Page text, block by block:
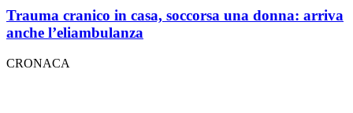
Trauma cranico in casa, soccorsa una donna: arriva
anche l’eliambulanza
CRONACA